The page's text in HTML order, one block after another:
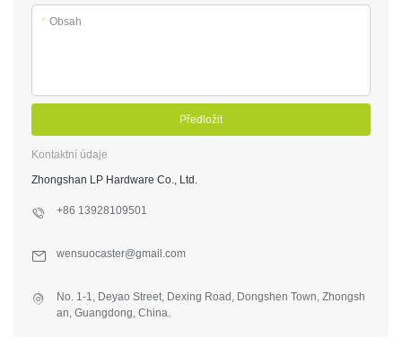
* Obsah
Předložit
Kontaktní údaje
Zhongshan LP Hardware Co., Ltd.
+86 13928109501
wensuocaster@gmail.com
No. 1-1, Deyao Street, Dexing Road, Dongshen Town, Zhongsh
an, Guangdong, China.